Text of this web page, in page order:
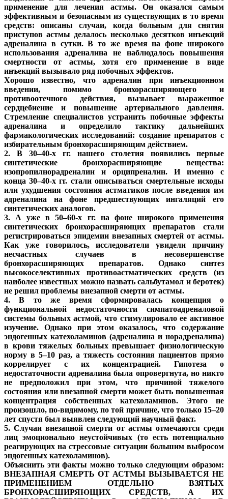
применение для лечения астмы. Он оказался самым
эффективным и безопасным из существующих в то время
средств: описаны случаи, когда больным для снятия
приступов астмы делалось несколько десятков инъекций
адреналина в сутки. В то же время на фоне широкого
использования адреналина не наблюдалось повышения
смертности от астмы, хотя его применение в виде
инъекций вызывало ряд побочных эффектов.
Хорошо известно, что адреналин при инъекционном
введении, помимо бронхорасширяющего и
противоотечного действия, вызывает выраженное
сердцебиение и повышение артериального давления.
Стремление специалистов устранить побочные эффекты
адреналина и определило тактику дальнейших
фармакологических исследований: создание препаратов с
избирательным бронхорасширяющим действием.
2. В 30–40-х гг. нашего столетия появились первые
синтетические бронхорасширяющие вещества:
изопропилнорадреналин и орципреналин. И именно с
конца 30–40-х гг. стали описываться смертельные исходы
или ухудшения состояния астматиков после введения им
адреналина на фоне предшествующих ингаляций его
синтетических аналогов.
3. А уже в 50–60-х гг. на фоне широкого применения
синтетических бронхорасширяющих препаратов стали
регистрироваться эпидемии внезапных смертей от астмы.
Как уже говорилось, исследователи увидели причину
несчастных случаев в несовершенстве
бронхорасширяющих препаратов. Однако синтез
высокоселективных противоастматических средств (из
наиболее известных можно назвать сальбутамол и беротек)
не решил проблемы внезапной смерти от астмы.
4. В то же время сформировалась концепция о
функциональной недостаточности симпатоадреналовой
системы больных астмой, что стимулировало ее активное
изучение. Однако при этом оказалось, что содержание
эндогенных катехоламинов (адреналина и норадреналина)
в крови тяжелых больных превышает физиологическую
норму в 5–10 раз, а тяжесть состояния пациентов прямо
коррелирует с их концентрацией. Гипотеза о
недостаточности адреналина была опровергнута, но никто
не предположил при этом, что причиной тяжелого
состояния или внезапной смерти может быть повышенная
концентрация собственных катехоламинов. Этого не
произошло, по-видимому, по той причине, что только 15–20
лет спустя был выявлен следующий научный факт.
5. Случаи внезапной смерти от астмы отмечаются среди
лиц эмоционально неустойчивых (то есть потенциально
реагирующих на стрессовые ситуации большим выбросом
эндогенных катехоламинов).
Объяснить эти факты можно только следующим образом:
ВНЕЗАПНАЯ СМЕРТЬ ОТ АСТМЫ ВЫЗЫВАЕТСЯ НЕ
ПРИМЕНЕНИЕМ ОТДЕЛЬНО ВЗЯТЫХ
БРОНХОРАСШИРЯЮЩИХ СРЕДСТВ, А ИХ